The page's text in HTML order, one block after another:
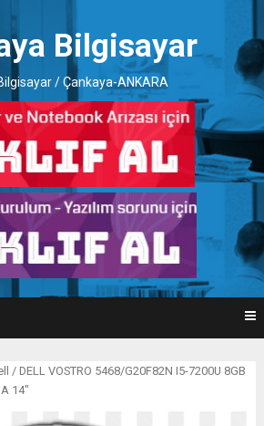
Bilgisayar
/ Çankaya-ANKARA
/ DELL VOSTRO 5468/G20F82N I5-7200U 8GB
14″